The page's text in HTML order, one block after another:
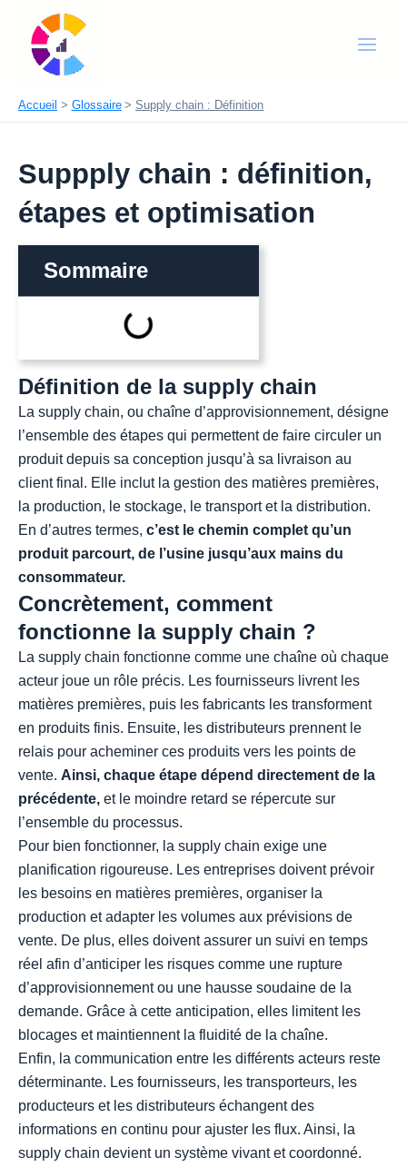
contenu
Accueil Glossaire Supply chain : Définition
Suppply chain : définition,
étapes et optimisation
Sommaire
Définition de la supply chain
La supply chain, ou chaîne d’approvisionnement, désigne
l’ensemble des étapes qui permettent de faire circuler un
produit depuis sa conception jusqu’à sa livraison au
client final. Elle inclut la gestion des matières premières,
la production, le stockage, le transport et la distribution.
En d’autres termes, c’est le chemin complet qu’un
produit parcourt, de l’usine jusqu’aux mains du
consommateur.
Concrètement, comment
fonctionne la supply chain ?
La supply chain fonctionne comme une chaîne où chaque
acteur joue un rôle précis. Les fournisseurs livrent les
matières premières, puis les fabricants les transforment
en produits finis. Ensuite, les distributeurs prennent le
relais pour acheminer ces produits vers les points de
vente. Ainsi, chaque étape dépend directement de la
précédente, et le moindre retard se répercute sur
l’ensemble du processus.
Pour bien fonctionner, la supply chain exige une
planification rigoureuse. Les entreprises doivent prévoir
les besoins en matières premières, organiser la
production et adapter les volumes aux prévisions de
vente. De plus, elles doivent assurer un suivi en temps
réel afin d’anticiper les risques comme une rupture
d’approvisionnement ou une hausse soudaine de la
demande. Grâce à cette anticipation, elles limitent les
blocages et maintiennent la fluidité de la chaîne.
Enfin, la communication entre les différents acteurs reste
déterminante. Les fournisseurs, les transporteurs, les
producteurs et les distributeurs échangent des
informations en continu pour ajuster les flux. Ainsi, la
supply chain devient un système vivant et coordonné.